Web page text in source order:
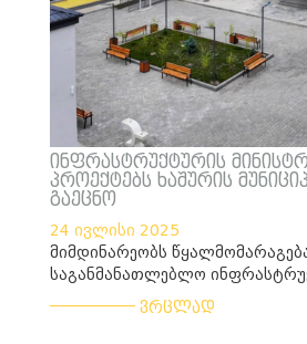
ინფრასტრუქტურის
პროექტებს ხაშურის
გაეცნო
24 ივლისი 2025
მიმდინარეობს
საგანმანათლებლო
ვრცლად